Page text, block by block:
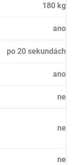
180 kg
ano
po 20 sekundách
ano
ne
ne
ne